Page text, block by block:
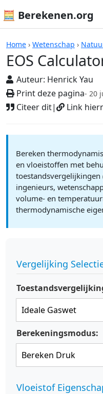
🧮 Berekenen.org
Home › Wetenschap ›
EOS
Auteur: Henrick Yau
Print deze pagina- 20
Citeer dit| Link
Rekenmachines
Bereken
en vloeistoffen met
toestandsvergelijkingen
ingenieurs,
volume- en
thermodynamische
Vergelijking
Berekeningsmodus:
Vloeistof